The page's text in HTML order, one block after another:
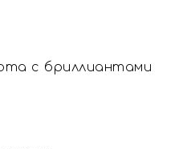
с бриллиантами